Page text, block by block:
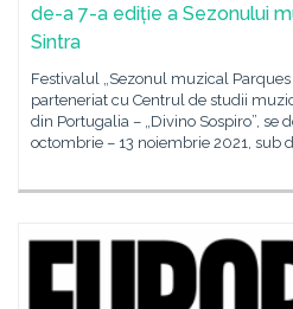
de-a 7-a ediție a Sezonului
Sintra
Festivalul „Sezonul muzical Parques
parteneriat cu Centrul de studii
din Portugalia – „Divino Sospiro”, se
octombrie – 13 noiembrie 2021, sub